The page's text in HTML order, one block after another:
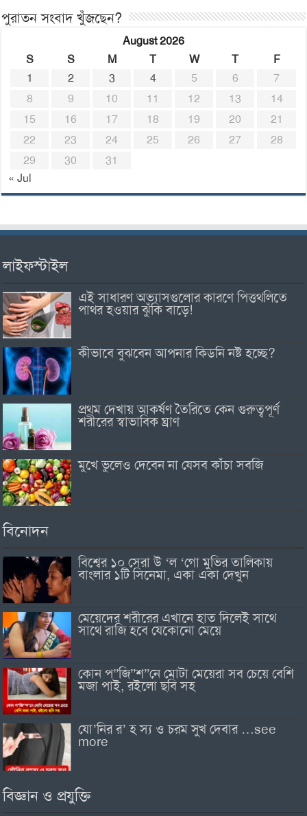
পুরাতন সংবাদ খুঁজছেন?
August 2026
S
S M T W T
F
1
2 3 4 5 6
7
8
9 10 11 12 13
14
15
16 17 18 19 20
21
22
23 24 25 26 27
28
29
30
31
« Jul
লাইফস্টাইল
এই সাধারণ অভ্যাসগুলোর কারণে পিত্তথলিতে
পাথর হওয়ার ঝুঁকি বাড়ে!
কীভাবে বুঝবেন আপনার কিডনি নষ্ট হচ্ছে?
প্রথম দেখায় আকর্ষণ তৈরিতে কেন গুরুত্বপূর্ণ
শরীরের স্বাভাবিক ঘ্রাণ
মুখে ভুলেও দেবেন না যেসব কাঁচা সবজি
বিনোদন
বিশ্বের ১০ সেরা উ ‘ল ‘গো মুভির তালিকায়
বাংলার ১টি সিনেমা, একা একা দেখুন
মেয়েদের শরীরের এখানে হাত দিলেই সাথে
সাথে রাজি হবে যেকোনো মেয়ে
কোন প”জি”শ”নে মোটা মেয়েরা সব চেয়ে বেশি
মজা পাই, রইলো ছবি সহ
যো’নির র’ হ স্য ও চরম সুখ দেবার …see
more
বিজ্ঞান ও প্রযুক্তি